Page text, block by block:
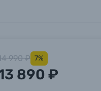
990 ₽ 7%
890 ₽